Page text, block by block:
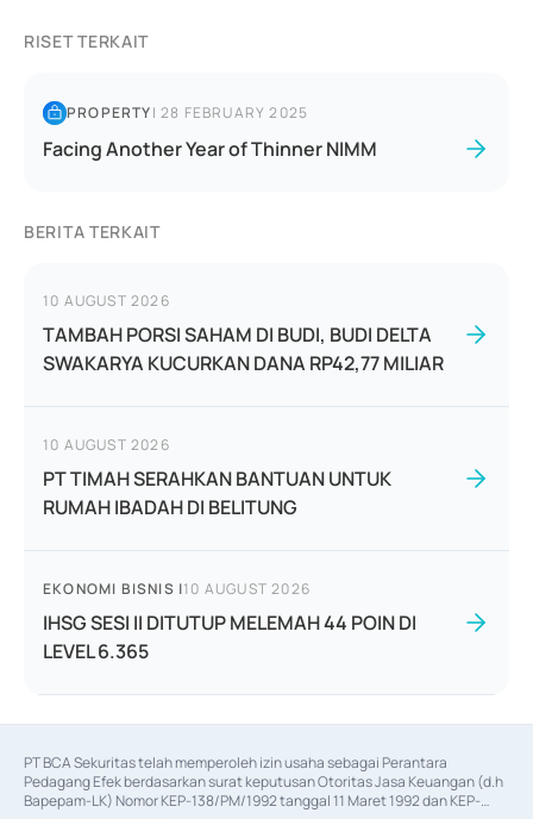
RISET TERKAIT
PROPERTY|28 FEBRUARY 2025
Facing Another Year of Thinner NIMM
BERITA TERKAIT
10 AUGUST 2026
TAMBAH PORSI SAHAM DI BUDI, BUDI DELTA
SWAKARYA KUCURKAN DANA RP42,77 MILIAR
10 AUGUST 2026
PT TIMAH SERAHKAN BANTUAN UNTUK
RUMAH IBADAH DI BELITUNG
EKONOMI BISNIS |10 AUGUST 2026
IHSG SESI II DITUTUP MELEMAH 44 POIN DI
LEVEL 6.365
PT BCA Sekuritas telah memperoleh izin usaha sebagai Perantara
Pedagang Efek berdasarkan surat keputusan Otoritas Jasa Keuangan (d.h
Bapepam-LK) Nomor KEP-138/PM/1992 tanggal 11 Maret 1992 dan KEP-